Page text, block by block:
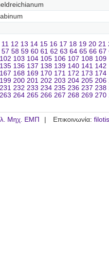
11 12 13 14 15 16 17 18 19 20 21
57 58 59 60 61 62 63 64 65 66 67
102 103 104 105 106 107 108 109
135 136 137 138 139 140 141 142
167 168 169 170 171 172 173 174
199 200 201 202 203 204 205 206
231 232 233 234 235 236 237 238
263 264 265 266 267 268 269 270
Μηχ. ΕΜΠ Επικοινωνία: